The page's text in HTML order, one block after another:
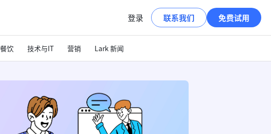
登录 联系我们 免费试用
餐饮 技术与IT 营销 Lark 新闻